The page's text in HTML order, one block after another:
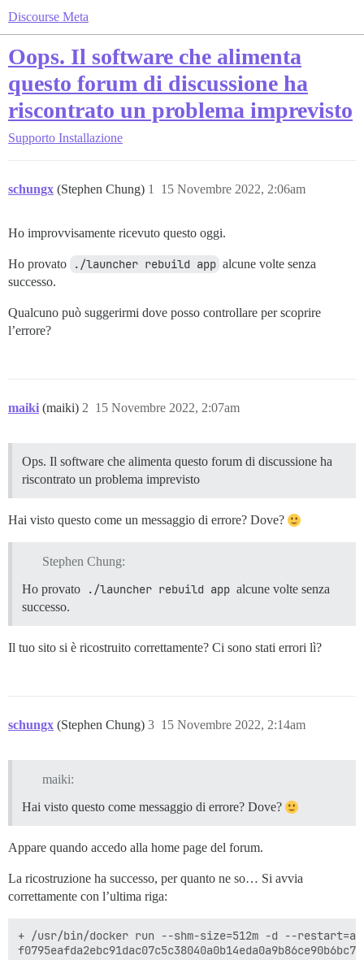
Discourse Meta
Oops. Il software che alimenta
questo forum di discussione ha
riscontrato un problema imprevisto
Supporto Installazione
schungx (Stephen Chung) 15 Novembre 2022, 2:06am
1
Ho improvvisamente ricevuto questo oggi.
Ho provato ./launcher rebuild app alcune volte senza
successo.
Qualcuno può suggerirmi dove posso controllare per scoprire
l’errore?
maiki (maiki) 15 Novembre 2022, 2:07am
2
Ops. Il software che alimenta questo forum di discussione ha
riscontrato un problema imprevisto
Hai visto questo come un messaggio di errore? Dove?
Stephen Chung:
Ho provato
./launcher rebuild app alcune volte senza
successo.
Il tuo sito si è ricostruito correttamente? Ci sono stati errori lì?
schungx (Stephen Chung) 15 Novembre 2022, 2:14am
3
maiki:
Hai visto questo come messaggio di errore? Dove?
Appare quando accedo alla home page del forum.
La ricostruzione ha successo, per quanto ne so… Si avvia
correttamente con l’ultima riga:
+ /usr/bin/docker run --shm-size=512m -d --restart=always -e